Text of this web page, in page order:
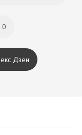
0
Дзен